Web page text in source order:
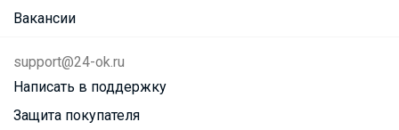
Вакансии
support@24-ok.ru
Написать в поддержку
Защита покупателя